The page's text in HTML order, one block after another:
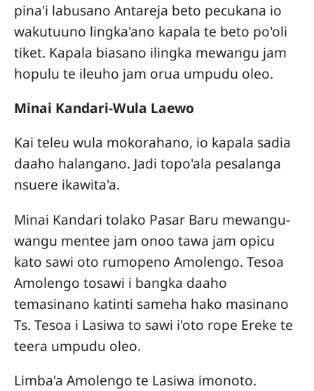
pina'i labusano Antareja beto pecukana io
wakutuuno lingka'ano kapala te beto po'oli
tiket. Kapala biasano ilingka mewangu jam
hopulu te ileuho jam orua umpudu oleo.
Minai Kandari-Wula Laewo
Kai teleu wula mokorahano, io kapala sadia
daaho halangano. Jadi topo'ala pesalanga
nsuere ikawita'a.
Minai Kandari tolako Pasar Baru mewangu-
wangu mentee jam onoo tawa jam opicu
kato sawi oto rumopeno Amolengo. Tesoa
Amolengo tosawi i bangka daaho
temasinano katinti sameha hako masinano
Ts. Tesoa i Lasiwa to sawi i'oto rope Ereke te
teera umpudu oleo.
Limba'a Amolengo te Lasiwa imonoto.